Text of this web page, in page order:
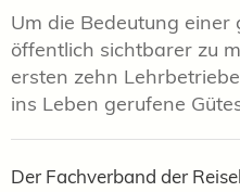
Um die Bedeutung einer
öffentlich sichtbarer zu
ersten zehn
ins Leben gerufene
Der Fachverband der